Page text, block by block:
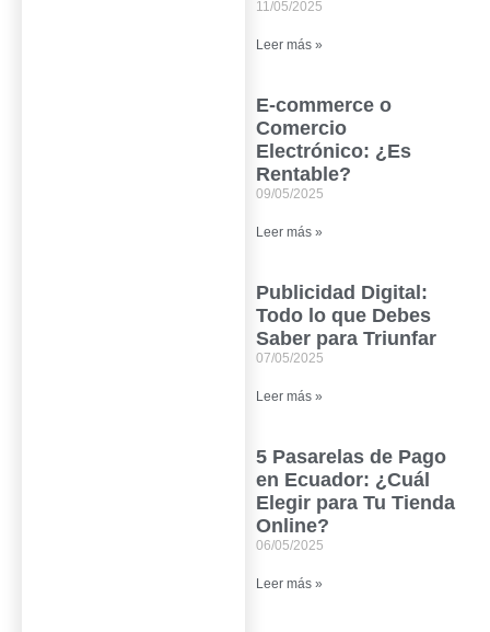
11/05/2025
Leer más »
E-commerce o
Comercio
Electrónico: ¿Es
Rentable?
09/05/2025
Leer más »
Publicidad Digital:
Todo lo que Debes
Saber para Triunfar
07/05/2025
Leer más »
5 Pasarelas de Pago
en Ecuador: ¿Cuál
Elegir para Tu Tienda
Online?
06/05/2025
Leer más »